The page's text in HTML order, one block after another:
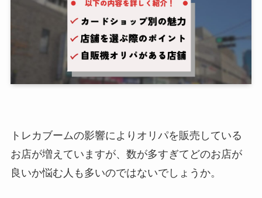
トレカブームの影響によりオリパを販売している
お店が増えていますが、数が多すぎてどのお店が
良いか悩む人も多いのではないでしょうか。